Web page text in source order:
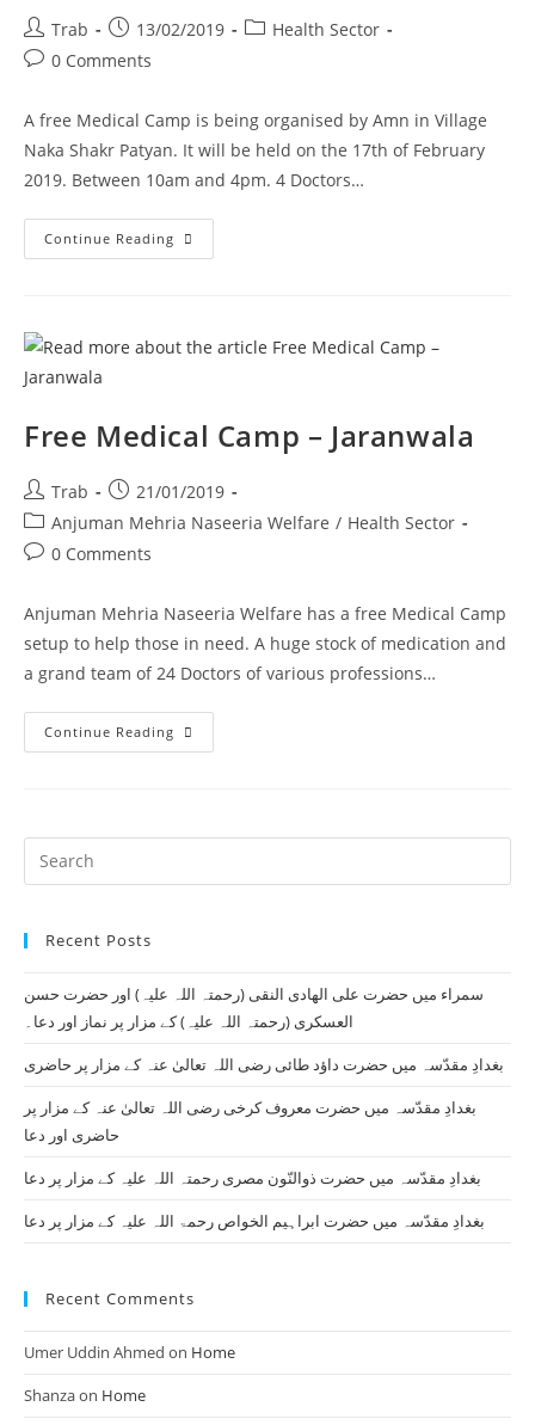
Post
author:
Trab
Post
published:
13/02/2019
PostHealth Sector
Post0 Comments
A free Medical Camp is being organised by Amn in Village
Naka Shakr Patyan. It will be held on the 17th of February
2019. Between 10am and 4pm. 4 Doctors…
Continue Reading Free
Medical
Shakr
Patyan
Free Medical Camp – Jaranwala
Post
author:
Trab
Post
published:
21/01/2019
Post
category:
Anjuman Mehria Naseeria Welfare / Health Sector
Post0 Comments
Anjuman Mehria Naseeria Welfare has a free Medical Camp
setup to help those in need. A huge stock of medication and
a grand team of 24 Doctors of various professions…
Continue Reading Free
Medical
Recent Posts
سمراء میں حضرت علی الھادی النقی (رحمتہ اللہ علیہ) اور حضرت حسن
العسکری (رحمتہ اللہ علیہ) کے مزار پر نماز اور دعا۔
بغدادِ مقدّسہ میں حضرت داؤد طائی رضی اللہ تعالیٰ عنہ کے مزار پر حاضری
بغدادِ مقدّسہ میں حضرت معروف کرخی رضی اللہ تعالیٰ عنہ کے مزار پر
حاضری اور دعا
بغدادِ مقدّسہ میں حضرت ذوالنّون مصری رحمتہ اللہ علیہ کے مزار پر دعا
بغدادِ مقدّسہ میں حضرت ابراہیم الخواص رحمۃ اللہ علیہ کے مزار پر دعا
Recent Comments
Umer Uddin Ahmed on Home
Shanzaon Home